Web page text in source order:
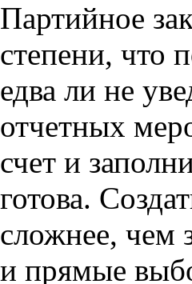
Партийное
степени, что
едва ли не
отчетных
счет и
готова.
сложнее, чем
и прямые